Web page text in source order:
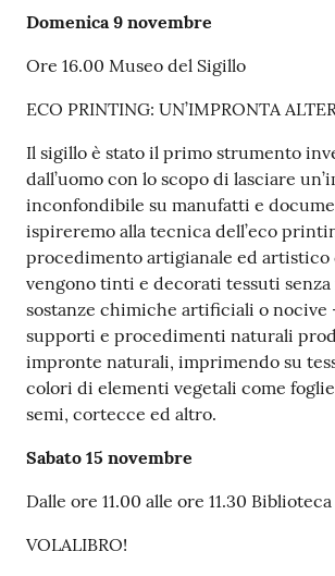
Domenica 9 novembre
Ore 16.00 Museo del Sigillo
ECO PRINTING: UN’IMPRONTA
Il sigillo è stato il primo strumento
dall’uomo con lo scopo di lasciare
inconfondibile su manufatti e
ispireremo alla tecnica dell’eco
procedimento artigianale ed artistico
vengono tinti e decorati tessuti senza
sostanze chimiche artificiali o nocive
supporti e procedimenti naturali
impronte naturali, imprimendo su
colori di elementi vegetali come
semi, cortecce ed altro.
Sabato 15 novembre
Dalle ore 11.00 alle ore 11.30
VOLALIBRO!